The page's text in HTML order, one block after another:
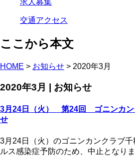
交通アクセス
ここから本文
HOME > お知らせ > 2020年3月
2020年3月 | お知らせ
3月24日（火） 第24回 ゴニンカン
せ
3月24日（火）のゴニンカンクラブ
ルス感染症予防のため、中止となり